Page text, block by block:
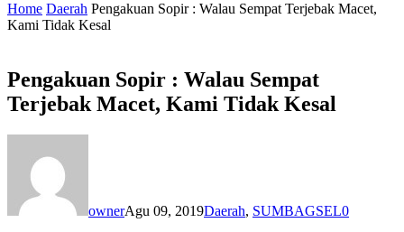
Home Daerah Pengakuan Sopir : Walau Sempat Terjebak Macet,
Kami Tidak Kesal
Pengakuan Sopir : Walau Sempat
Terjebak Macet, Kami Tidak Kesal
ownerAgu 09, 2019Daerah, SUMBAGSEL0